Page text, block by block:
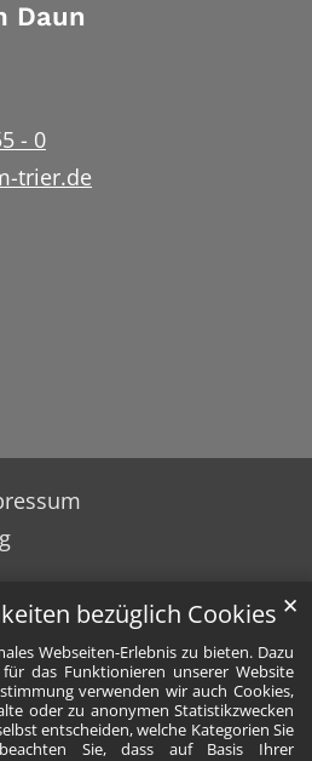
bezüglich Cookies
Webseiten-Erlebnis zu bieten. Dazu
das Funktionieren unserer Website
verwenden wir auch Cookies,
oder zu anonymen Statistikzwecken
entscheiden, welche Kategorien Sie
Sie, dass auf Basis Ihrer
✕
Daun
- 0
trier.de